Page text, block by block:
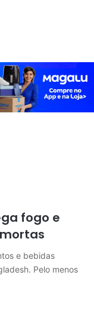
fogo e
e bebidas
Pelo menos